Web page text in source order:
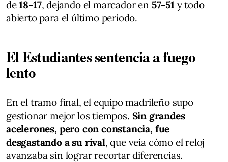
de18-17, dejando el marcador en 57-51 y todo
abierto para el último periodo.
El Estudiantes sentencia a fuego
lento
En el tramo final, el equipo madrileño supo
gestionar mejor los tiempos. Sin grandes
acelerones, pero con constancia, fue
desgastando a su rival, que veía cómo el reloj
avanzaba sin lograr recortar diferencias.